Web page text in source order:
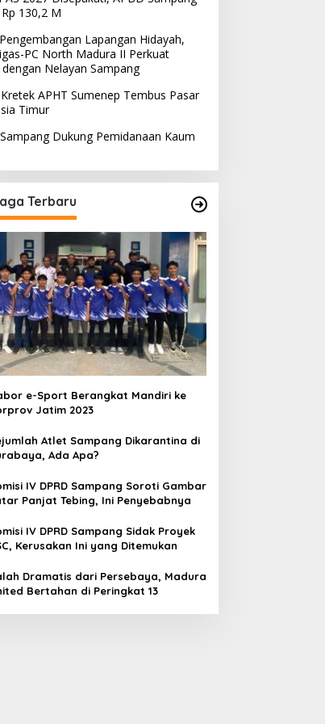
Dukung
Kaum LGBT
PPD Desak PLN Madura
Evaluasi Program Lisdes
Sumenep, Ini Sebabnya
130,2 M
Lapangan Hidayah,
PC North Madura II Perkuat
dengan Nelayan Sampang
APHT Sumenep Tembus Pasar
Timur
Dukung Pemidanaan Kaum
Terbaru
e-Sport Berangkat Mandiri ke
Jatim 2023
Atlet Sampang Dikarantina di
Ada Apa?
IV DPRD Sampang Soroti Gambar
Panjat Tebing, Ini Penyebabnya
IV DPRD Sampang Sidak Proyek
Kerusakan Ini yang Ditemukan
Dramatis dari Persebaya, Madura
Bertahan di Peringkat 13